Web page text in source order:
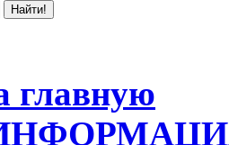
главную